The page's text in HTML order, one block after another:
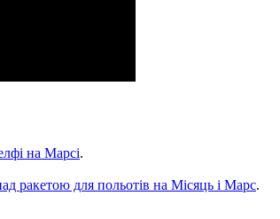
на Марсі.
ракетою для польотів на Місяць і Марс.